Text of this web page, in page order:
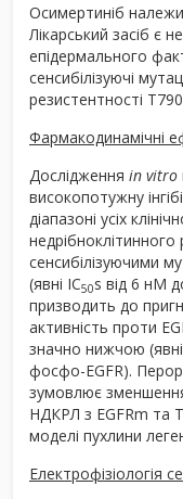
Осимертиніб
Лікарський засіб є
епідермального
сенсибілізуючі
резистентності
Фармакодинамічні
Дослідження in vitro
високопотужну
діапазоні усіх
сенсибілізуючими
(явні IC50s від 6 нМ
призводить до
активність проти
значно нижчою
фосфо-EGFR).
зумовлює
НДКРЛ з EGFRm та
моделі пухлини
Електрофізіологія